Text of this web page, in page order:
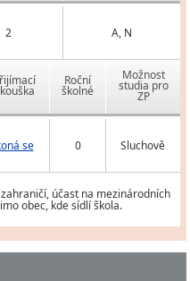
2 A, N
Roční
školné
Možnost
studia pro
ZP
se 0 Sluchově
účast na mezinárodních
obec, kde sídlí škola.